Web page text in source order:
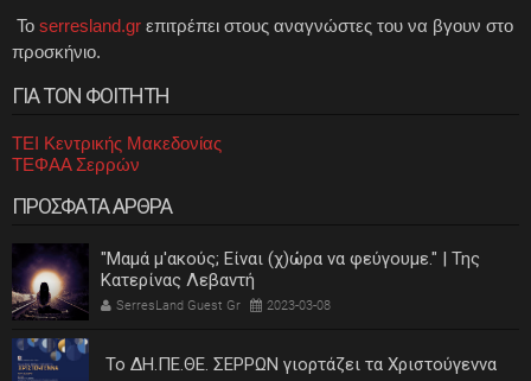
Το serresland.gr επιτρέπει στους αναγνώστες του να βγουν στο
προσκήνιο.
ΓΙΑ ΤΟΝ ΦΟΙΤΗΤΗ
ΤΕΙ Κεντρικής Μακεδονίας
ΤΕΦΑΑ Σερρών
ΠΡΟΣΦΑΤΑ ΑΡΘΡΑ
"Μαμά μ'ακούς; Είναι (χ)ώρα να φεύγουμε." | Της
Κατερίνας Λεβαντή
SerresLand Guest Gr 2023-03-08
Το ΔΗ.ΠΕ.ΘΕ. ΣΕΡΡΩΝ γιορτάζει τα Χριστούγεννα